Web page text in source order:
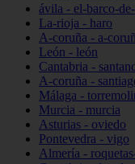
ávila - el-barco-
La-rioja - haro
A-coruña - a-
León - león
Cantabria -
A-coruña -
Málaga -
Murcia - murcia
Asturias - oviedo
Pontevedra - vigo
Almería -